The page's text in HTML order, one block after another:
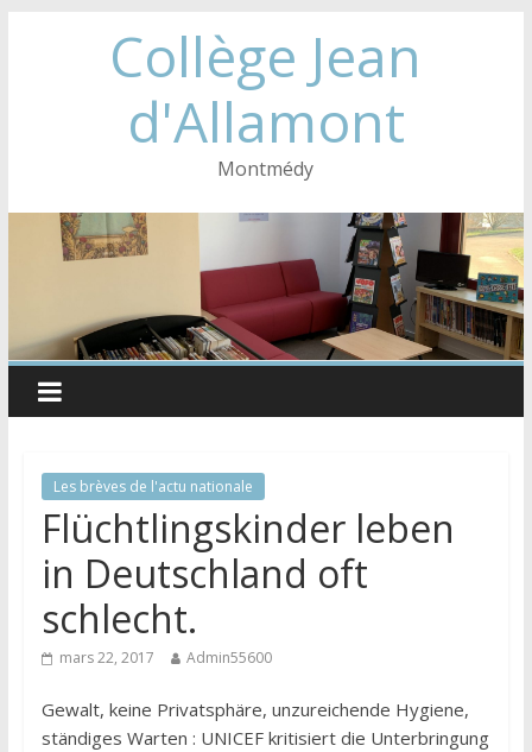
Collège Jean
d'Allamont
Montmédy
Les brèves de l'actu nationale
Flüchtlingskinder leben
in Deutschland oft
schlecht.
mars 22, 2017 Admin55600
Gewalt, keine Privatsphäre, unzureichende Hygiene,
ständiges Warten : UNICEF kritisiert die Unterbringung